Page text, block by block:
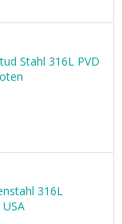
Stahl 316L PVD
316L